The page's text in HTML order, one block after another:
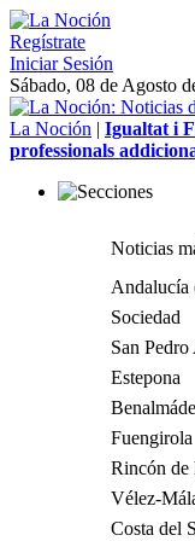
Regístrate
Iniciar Sesión
Sábado, 08 de Agosto
La Noción | Igualtat i
professionals
Noticias
Andalucía
Sociedad
San Pedro
Estepona
Fuengirola
Rincón de
Vélez-
Costa del